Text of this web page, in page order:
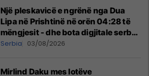
Një pleskavicë e ngrënë nga Dua
Lipa në Prishtinë në orën 04:28 të
mëngjesit - dhe bota digjitale serbe
shpall gjendjen e luftës
Serbia 03/08/2026
Mirlind Daku mes lotëve